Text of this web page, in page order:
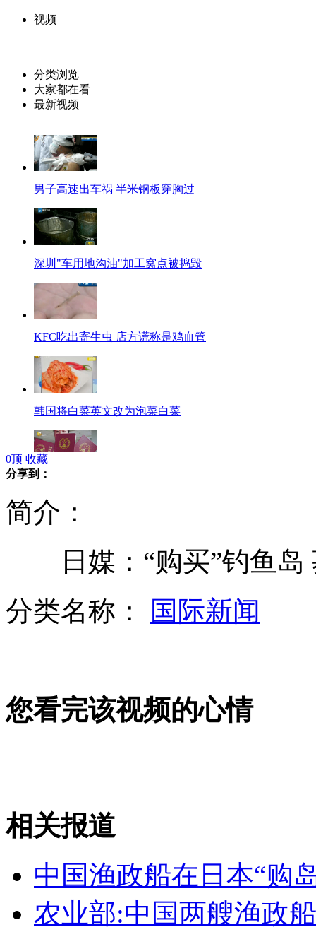
视频
分类浏览
大家都在看
最新视频
男子高速出车祸 半米钢板穿胸过
深圳"车用地沟油"加工窝点被捣毁
KFC吃出寄生虫 店方谎称是鸡血管
韩国将白菜英文改为泡菜白菜
印度“色情片”暗藏恐怖袭击计划
两英国游客醉酒溜进海洋公园偷企鹅
山西运城恶犬咬伤多人 警民合力深夜将其击毙
0顶 收藏
分享到：
简介：
日媒：“购买”钓鱼岛
分类名称：
国际新闻
您看完该视频的心情
相关报道
中国渔政船在日本“购
农业部:中国两艘渔政